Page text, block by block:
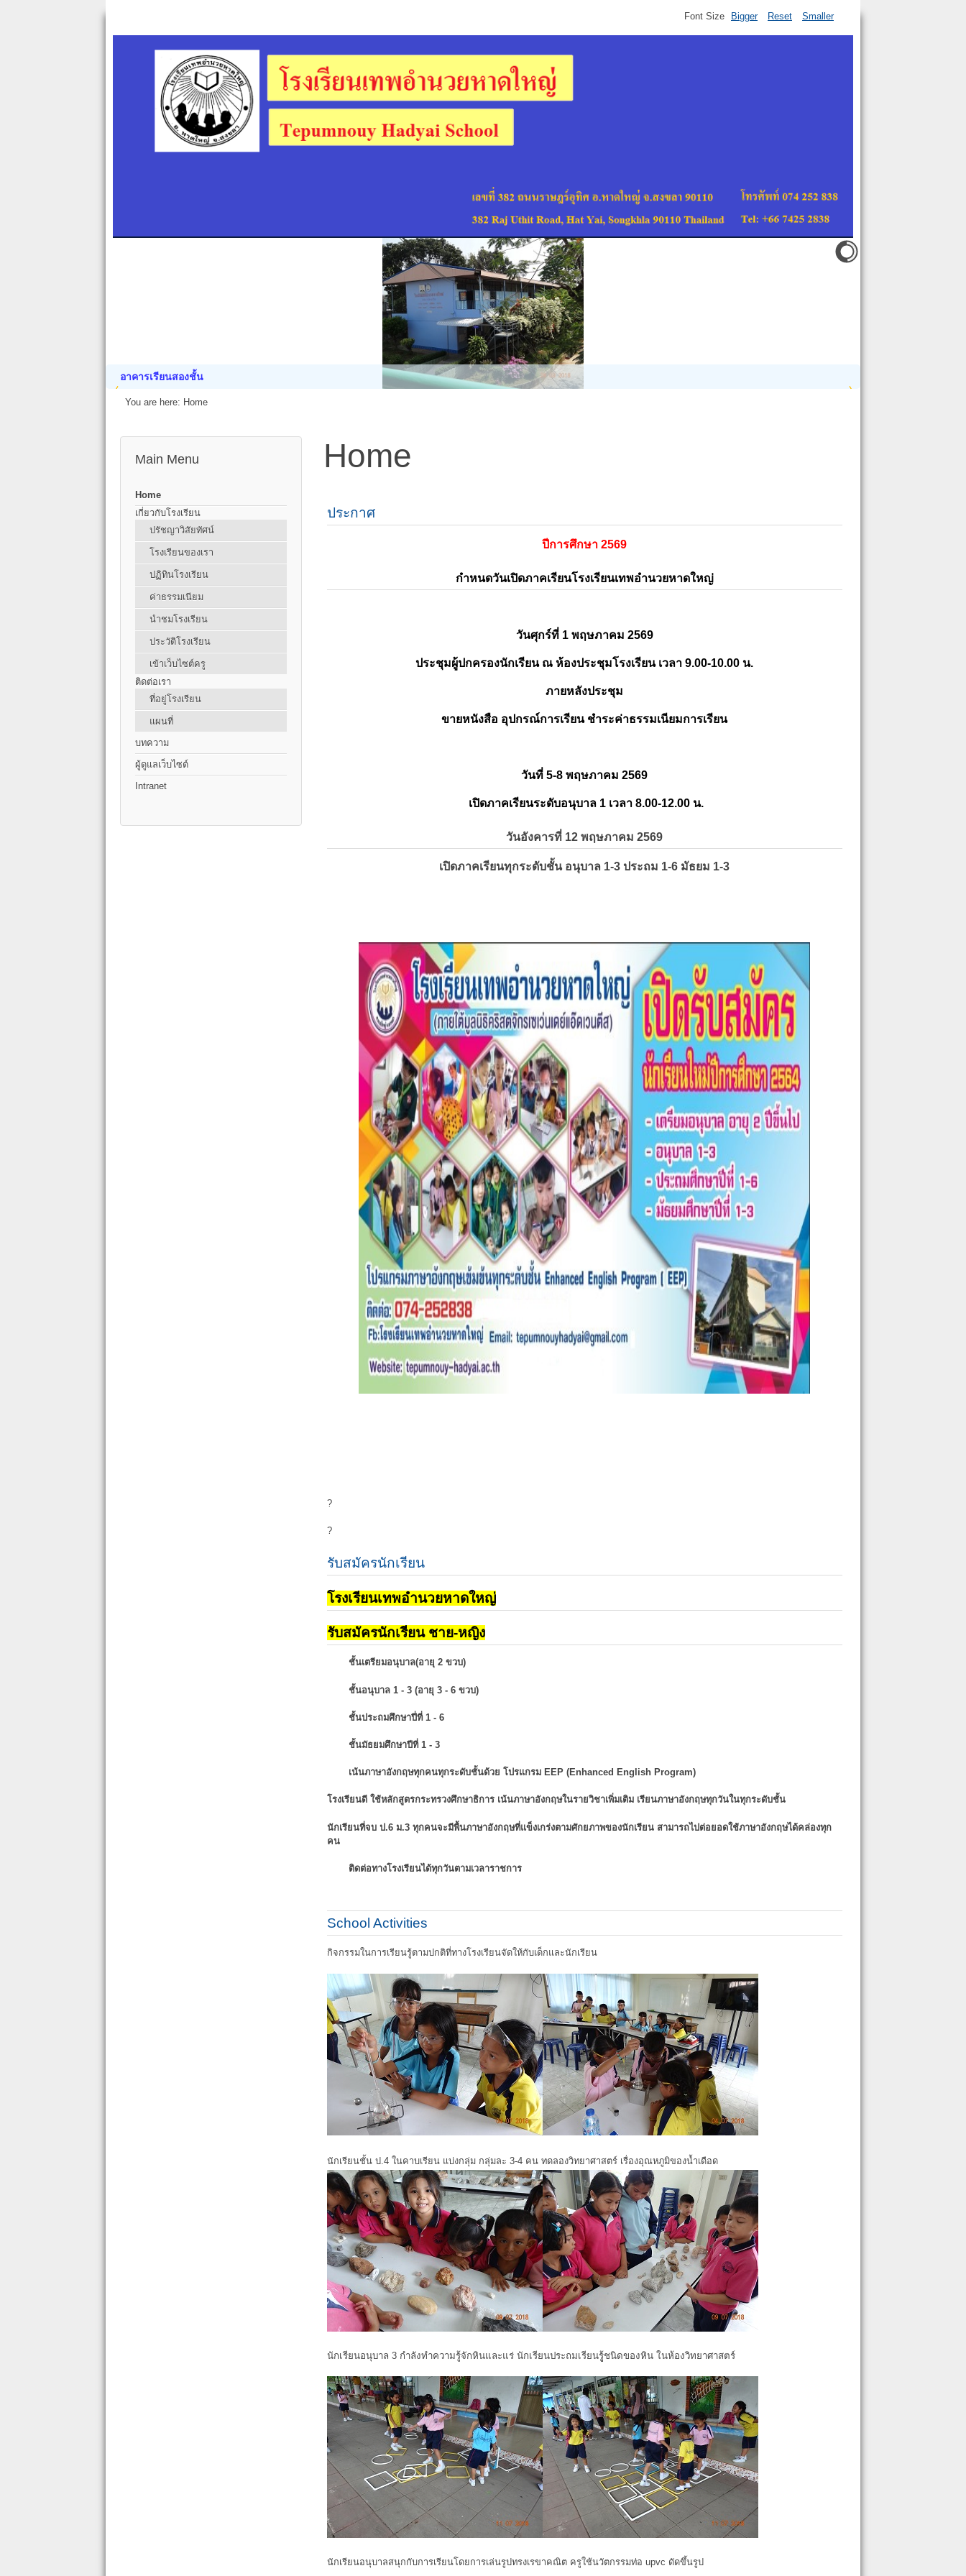
อาคารเรียนสองชั้น
Font Size Bigger Reset Smaller
You are here: Home
Main Menu
Home
เกี่ยวกับโรงเรียน
ปรัชญาวิสัยทัศน์
โรงเรียนของเรา
ปฏิทินโรงเรียน
ค่าธรรมเนียม
นำชมโรงเรียน
ประวัติโรงเรียน
เข้าเว็บไซต์ครู
ติดต่อเรา
ที่อยู่โรงเรียน
แผนที่
บทความ
ผู้ดูแลเว็บไซต์
Intranet
Home
ประกาศ
ปีการศึกษา 2569
กำหนดวันเปิดภาคเรียนโรงเรียนเทพอำนวยหาดใหญ่
วันศุกร์ที่ 1 พฤษภาคม 2569
ประชุมผู้ปกครองนักเรียน ณ ห้องประชุมโรงเรียน เวลา 9.00-10.00 น.
ภายหลังประชุม
ขายหนังสือ อุปกรณ์การเรียน ชำระค่าธรรมเนียมการเรียน
วันที่ 5-8 พฤษภาคม 2569
เปิดภาคเรียนระดับอนุบาล 1 เวลา 8.00-12.00 น.
วันอังคารที่ 12 พฤษภาคม 2569
เปิดภาคเรียนทุกระดับชั้น อนุบาล 1-3 ประถม 1-6 มัธยม 1-3
?
?
รับสมัครนักเรียน
โรงเรียนเทพอำนวยหาดใหญ่
รับสมัครนักเรียน ชาย-หญิง
ชั้นเตรียมอนุบาล(อายุ 2 ขวบ)
ชั้นอนุบาล 1 - 3 (อายุ 3 - 6 ขวบ)
ชั้นประถมศึกษาปี่ที่ 1 - 6
ชั้นมัธยมศึกษาปีที่ 1 - 3
เน้นภาษาอังกฤษทุกคนทุกระดับชั้นด้วย โปรแกรม EEP (Enhanced English Program)
โรงเรียนดี ใช้หลักสูตรกระทรวงศึกษาธิการ เน้นภาษาอังกฤษในรายวิชาเพิ่มเติม เรียนภาษาอังกฤษทุกวันในทุกระดับชั้น
นักเรียนที่จบ ป.6 ม.3 ทุกคนจะมีพื้นภาษาอังกฤษที่แข็งเกร่งตามศักยภาพของนักเรียน สามารถไปต่อยอดใช้ภาษาอังกฤษได้คล่องทุก
คน
ติดต่อทางโรงเรียนได้ทุกวันตามเวลาราชการ
School Activities
กิจกรรมในการเรียนรู้ตามปกติที่ทางโรงเรียนจัดให้กับเด็กและนักเรียน
นักเรียนชั้น ป.4 ในคาบเรียน แบ่งกลุ่ม กลุ่มละ 3-4 คน ทดลองวิทยาศาสตร์ เรื่องอุณหภูมิของน้ำเดือด
นักเรียนอนุบาล 3 กำลังทำความรู้จักหินและแร่ นักเรียนประถมเรียนรูู้ชนิดของหิน ในห้องวิทยาศาสตร์
นักเรียนอนุบาลสนุกกับการเรียนโดยการเล่นรูปทรงเรขาคณิต ครูใช้นวัตกรรมท่อ upvc ดัดขึ้นรูป